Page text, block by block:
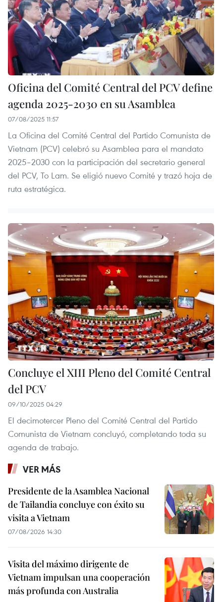
Oficina del Comité Central del PCV define
agenda 2025-2030 en su Asamblea
07/08/2025 11:57
La Oficina del Comité Central del Partido Comunista de
Vietnam (PCV) celebró su Asamblea para el mandato
2025–2030 con la participación del secretario general
del PCV, To Lam. Se eligió nuevo Comité y trazó hoja de
ruta estratégica.
Concluye el XIII Pleno del Comité Central
del PCV
09/10/2025 04:29
El decimotercer Pleno del Comité Central del Partido
Comunista de Vietnam concluyó, completando toda su
agenda de trabajo.
VER MÁS
Presidente de la Asamblea Nacional
de Tailandia concluye con éxito su
visita a Vietnam
07/08/2026 14:30
Visita del máximo dirigente de
Vietnam impulsan una cooperación
más profunda con Australia